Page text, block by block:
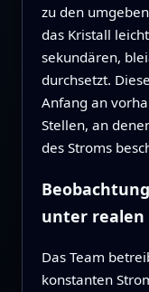
zu den
das Kristall
sekundären,
durchsetzt.
Anfang an
Stellen, an
des Stroms
unter realen
Das Team
konstanten